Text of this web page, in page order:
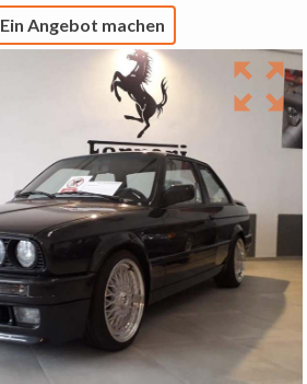
Ein Angebot machen